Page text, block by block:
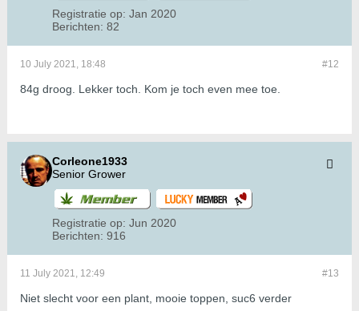
Registratie op: Jan 2020
Berichten: 82
#12
10 July 2021, 18:48
84g droog. Lekker toch. Kom je toch even mee toe.
Corleone1933
Senior Grower
Registratie op: Jun 2020
Berichten: 916
#13
11 July 2021, 12:49
Niet slecht voor een plant, mooie toppen, suc6 verder